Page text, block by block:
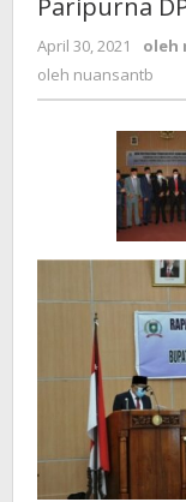
Paripurna
April 30, 2021 oleh
oleh nuansantb